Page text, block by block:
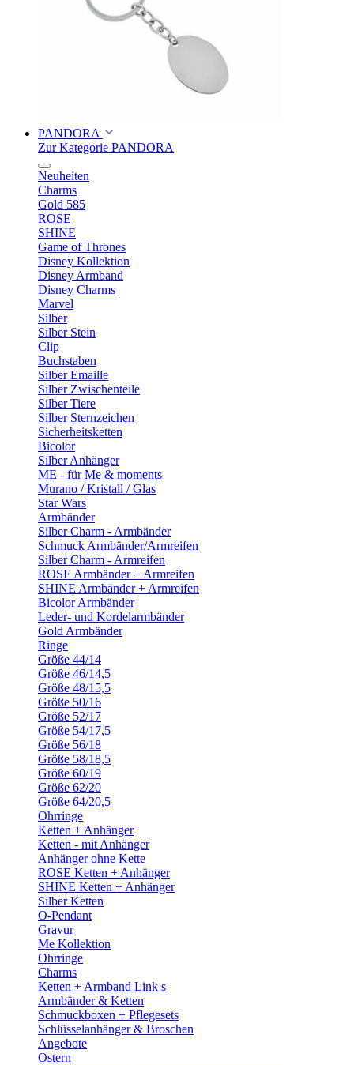
PANDORA
Zur Kategorie PANDORA
Neuheiten
Charms
Gold 585
ROSE
SHINE
Game of Thrones
Disney Kollektion
Disney Armband
Disney Charms
Marvel
Silber
Silber Stein
Clip
Buchstaben
Silber Emaille
Silber Zwischenteile
Silber Tiere
Silber Sternzeichen
Sicherheitsketten
Bicolor
Silber Anhänger
ME - für Me & moments
Murano / Kristall / Glas
Star Wars
Armbänder
Silber Charm - Armbänder
Schmuck Armbänder/Armreifen
Silber Charm - Armreifen
ROSE Armbänder + Armreifen
SHINE Armbänder + Armreifen
Bicolor Armbänder
Leder- und Kordelarmbänder
Gold Armbänder
Ringe
Größe 44/14
Größe 46/14,5
Größe 48/15,5
Größe 50/16
Größe 52/17
Größe 54/17,5
Größe 56/18
Größe 58/18,5
Größe 60/19
Größe 62/20
Größe 64/20,5
Ohrringe
Ketten + Anhänger
Ketten - mit Anhänger
Anhänger ohne Kette
ROSE Ketten + Anhänger
SHINE Ketten + Anhänger
Silber Ketten
O-Pendant
Gravur
Me Kollektion
Ohrringe
Charms
Ketten + Armband Link s
Armbänder & Ketten
Schmuckboxen + Pflegesets
Schlüsselanhänger & Broschen
Angebote
Ostern